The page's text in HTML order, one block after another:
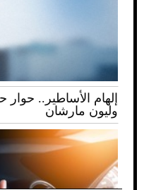
إلهام الأساطير..
وليون مارشان